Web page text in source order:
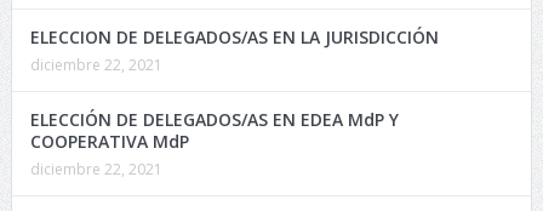
ELECCION DE DELEGADOS/AS EN LA JURISDICCIÓN
diciembre 22, 2021
ELECCIÓN DE DELEGADOS/AS EN EDEA MdP Y
COOPERATIVA MdP
diciembre 22, 2021